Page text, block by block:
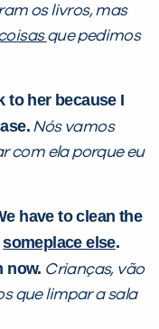
os livros, mas
que pedimos
to her because I
Nós vamos
com ela porque eu
have to clean the
someplace else.
now. Crianças, vão
que limpar a sala